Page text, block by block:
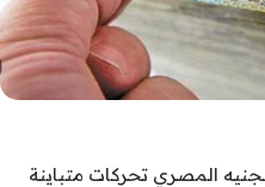
المصري تحركات متباينة